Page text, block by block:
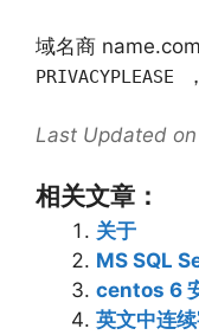
域名商
PRIVACYPLEASE
Last Updated
相关文章：
关于
MS SQL
centos 6
英文中连